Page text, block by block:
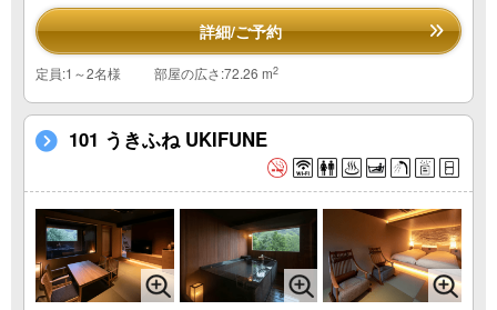
詳細/ご予約
定員:1～2名様 部屋の広さ:72.26 m2
101 うきふね UKIFUNE